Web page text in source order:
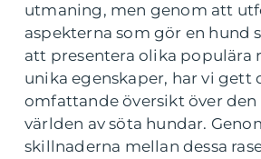
utmaning, men genom att
aspekterna som gör en hund
att presentera olika populära
unika egenskaper, har vi gett
omfattande översikt över den
världen av söta hundar.
skillnaderna mellan dessa